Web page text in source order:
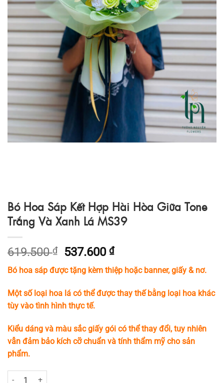
Bó Hoa Sáp Kết Hợp Hài Hòa Giữa Tone
Trắng Và Xanh Lá MS39
619.500₫
Giá
gốc
là:
619.500 ₫.
537.600₫Giá
hiện
tại
là:
537.600 ₫.
Bó hoa sáp được tặng kèm thiệp hoặc banner, giấy & nơ.
Một số loại hoa lá có thể được thay thế bằng loại hoa khác
tùy vào tình hình thực tế.
Kiểu dáng và màu sắc giấy gói có thể thay đổi, tuy nhiên
vẫn đảm bảo kích cỡ chuẩn và tính thẩm mỹ cho sản
phẩm.
Bó Hoa Sáp Kết Hợp Hài Hòa Giữa Tone Trắng Và Xanh Lá MS39 số